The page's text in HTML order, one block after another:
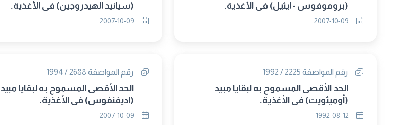
(بروموفوس - ايثيل) فى الأغذية.
(سيانيد الهيدروجين) فى الأغذية.
رقم المواصفة 2225 / 1992
الحد الأقصى المسموح به لبقايا مبيد
(أوميثويت) فى الأغذية.
رقم المواصفة 2688 / 1994
الحد الأقصى المسموح به لبقايا مبيد
(اديفنفوس) فى الأغذية.